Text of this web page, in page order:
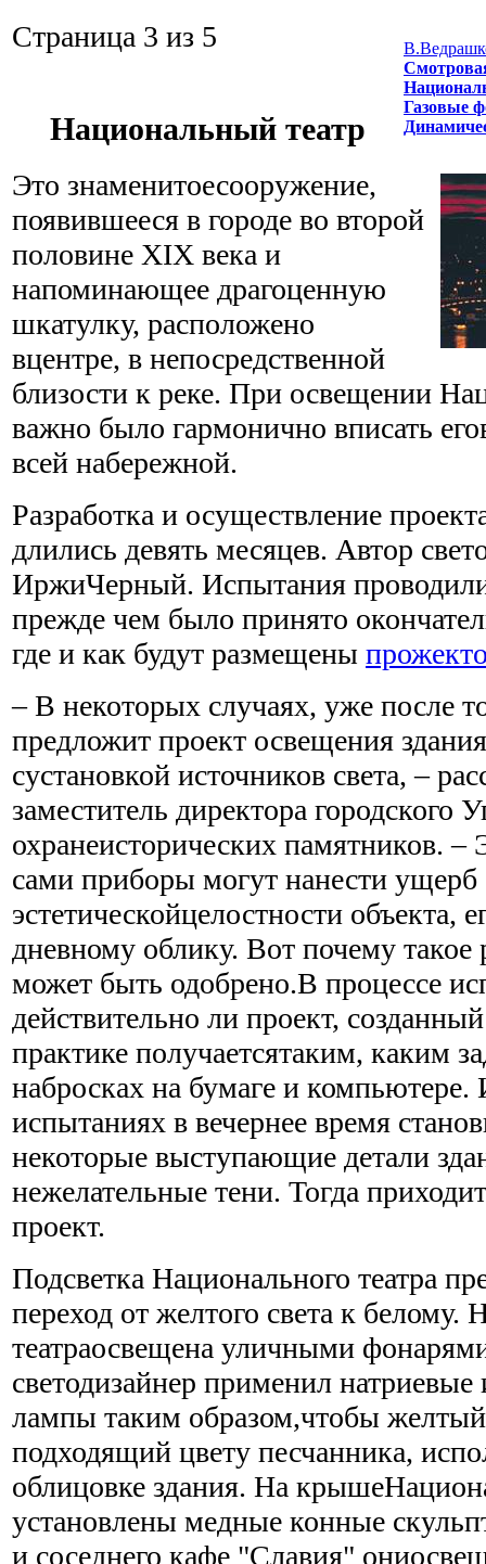
Газовые
Страница 3 из 5
Национальный театр
Это знаменитоесооружение,
появившееся в городе во второй
половине XIX века и
напоминающее драгоценную
шкатулку, расположено
вцентре, в непосредственной
близости к реке. При освещении
важно было гармонично вписать
всей набережной.
Разработка и осуществление
длились девять месяцев. Автор
ИржиЧерный. Испытания
прежде чем было принято
где и как будут размещены
– В некоторых случаях, уже после
предложит проект освещения
сустановкой источников света, –
заместитель директора городского
охранеисторических памятников. –
сами приборы могут нанести ущерб
эстетическойцелостности объекта,
дневному облику. Вот почему
может быть одобрено.В процессе
действительно ли проект,
практике получаетсятаким, каким
набросках на бумаге и компьютере.
испытаниях в вечернее время
некоторые выступающие детали
нежелательные тени. Тогда
проект.
Подсветка Национального театра
переход от желтого света к белому.
театраосвещена уличными
светодизайнер применил натриевые
лампы таким образом,чтобы желтый
подходящий цвету песчанника,
облицовке здания. На
установлены медные конные
и соседнего кафе "Славия"